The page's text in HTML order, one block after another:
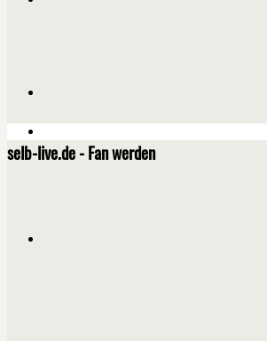
selb-live.de - Fan werden